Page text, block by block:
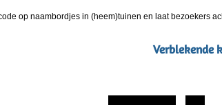
op naambordjes in (heem)tuinen en laat bezoekers
Verblekende